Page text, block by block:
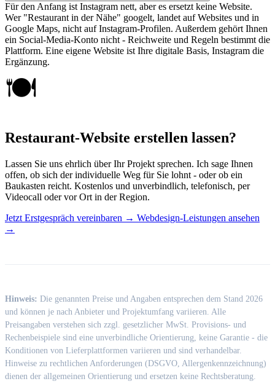
Für den Anfang ist Instagram nett, aber es ersetzt keine Website.
Wer "Restaurant in der Nähe" googelt, landet auf Websites und in
Google Maps, nicht auf Instagram-Profilen. Außerdem gehört Ihnen
ein Social-Media-Konto nicht - Reichweite und Regeln bestimmt die
Plattform. Eine eigene Website ist Ihre digitale Basis, Instagram die
Ergänzung.
🍽️
Restaurant-Website erstellen lassen?
Lassen Sie uns ehrlich über Ihr Projekt sprechen. Ich sage Ihnen
offen, ob sich der individuelle Weg für Sie lohnt - oder ob ein
Baukasten reicht. Kostenlos und unverbindlich, telefonisch, per
Videocall oder vor Ort in der Region.
Jetzt Erstgespräch vereinbaren → Webdesign-Leistungen ansehen
→
Hinweis: Die genannten Preise und Angaben entsprechen dem Stand 2026
und können je nach Anbieter und Projektumfang variieren. Alle
Preisangaben verstehen sich zzgl. gesetzlicher MwSt. Provisions- und
Rechenbeispiele sind eine unverbindliche Orientierung, keine Garantie - die
Konditionen von Lieferplattformen variieren und sind verhandelbar.
Hinweise zu rechtlichen Anforderungen (DSGVO, Allergenkennzeichnung)
dienen der allgemeinen Orientierung und ersetzen keine Rechtsberatung.